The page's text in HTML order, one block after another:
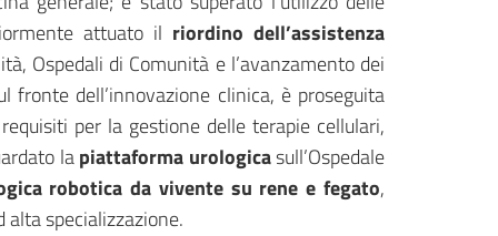
attuato il riordino dell’assistenza
Ospedali di Comunità e l’avanzamento dei
fronte dell’innovazione clinica, è proseguita
per la gestione delle terapie cellulari,
lapiattaforma urologicasull’Ospedale
robotica da vivente su rene e fegato,
specializzazione.